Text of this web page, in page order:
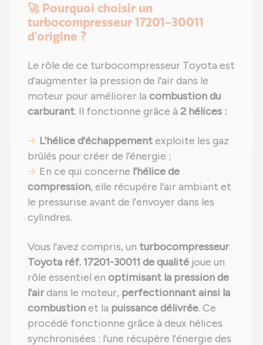
🚀 Pourquoi choisir un
turbocompresseur 17201-30011
d'origine ?
Le rôle de ce turbocompresseur Toyota est
d'augmenter la pression de l'air dans le
moteur pour améliorer la combustion du
carburant. Il fonctionne grâce à 2 hélices :
L'hélice d'échappementexploite les gaz
brûlés pour créer de l'énergie ;
En ce qui concerne l'hélice de
compression, elle récupère l'air ambiant et
le pressurise avant de l'envoyer dans les
cylindres.
Vous l'avez compris, un turbocompresseur
Toyota réf. 17201-30011 de qualité joue un
rôle essentiel en optimisant la pression de
l'airdans le moteur, perfectionnant ainsi la
combustionet la puissance délivrée. Ce
procédé fonctionne grâce à deux hélices
synchronisées : l'une récupère l'énergie des